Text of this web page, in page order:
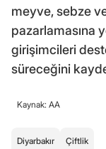
meyve, sebze
pazarlamasına
girişimcileri
süreceğini
Kaynak: AA
Diyarbakır Çiftlik